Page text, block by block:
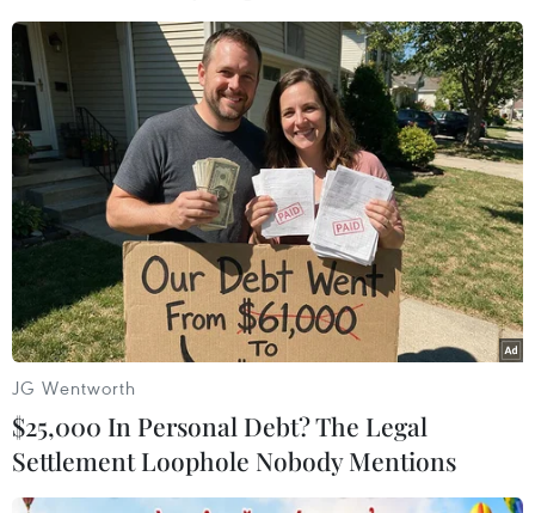
TIN LIÊN QUAN
Dịch COVID-19 khiến tuổi thọ trung bình
JG Wentworth
$25,000 In Personal Debt? The Legal
Settlement Loophole Nobody Mentions